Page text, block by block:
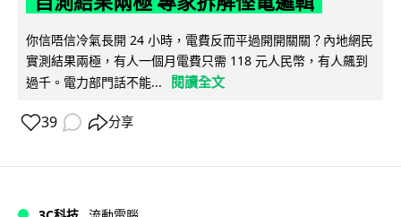
你信唔信冷氣長開 24 小時，電費反而平過開開關關？內地網民
實測結果兩極，有人一個月電費只需 118 元人民幣，有人飆到
過千。電力部門話不能...
閱讀全文
39 分享